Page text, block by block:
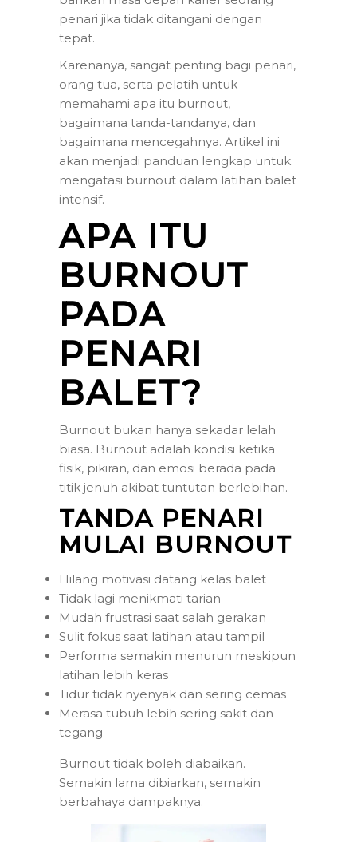
penari jika tidak ditangani dengan
tepat.
Karenanya, sangat penting bagi penari,
orang tua, serta pelatih untuk
memahami apa itu burnout,
bagaimana tanda-tandanya, dan
bagaimana mencegahnya. Artikel ini
akan menjadi panduan lengkap untuk
mengatasi burnout dalam latihan balet
intensif.
APA ITU
BURNOUT
PADA
PENARI
BALET?
Burnout bukan hanya sekadar lelah
biasa. Burnout adalah kondisi ketika
fisik, pikiran, dan emosi berada pada
titik jenuh akibat tuntutan berlebihan.
TANDA PENARI
MULAI BURNOUT
Hilang motivasi datang kelas balet
Tidak lagi menikmati tarian
Mudah frustrasi saat salah gerakan
Sulit fokus saat latihan atau tampil
Performa semakin menurun meskipun
latihan lebih keras
Tidur tidak nyenyak dan sering cemas
Merasa tubuh lebih sering sakit dan
tegang
Burnout tidak boleh diabaikan.
Semakin lama dibiarkan, semakin
berbahaya dampaknya.